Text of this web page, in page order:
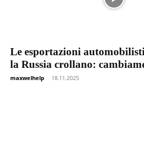
Le esportazioni
la Russia crollano:
maxwelhelp - 18.11.2025